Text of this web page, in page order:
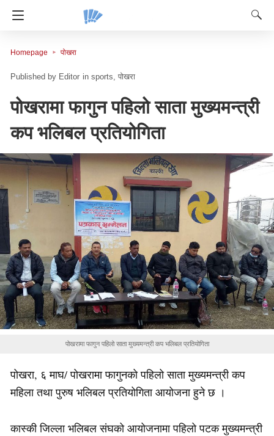
Homepage पोखरा
Editor in sports पोखरा
पोखरामा फागुन पहिलो साता मुख्यमन्त्री
कप भलिबल प्रतियोगिता
पोखरामा फागुन पहिलो साता मुख्यमन्त्री कप भलिबल प्रतियोगिता
पोखरा, ६ माघ/ पोखरामा फागुनको पहिलो साता मुख्यमन्त्री कप
महिला तथा पुरुष भलिबल प्रतियोगिता आयोजना हुने छ ।
कास्की जिल्ला भलिबल संघको आयोजनामा पहिलो पटक मुख्यमन्त्री